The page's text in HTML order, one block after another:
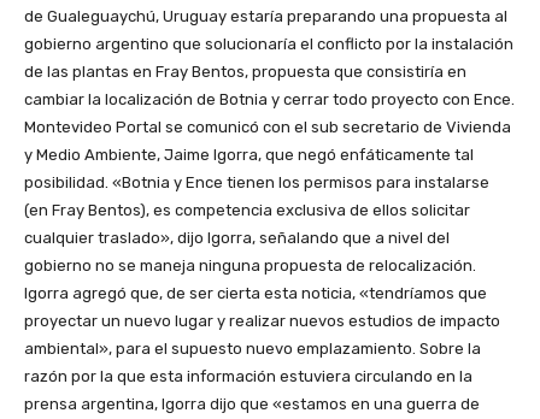
de Gualeguaychú, Uruguay estaría preparando una propuesta al
gobierno argentino que solucionaría el conflicto por la instalación
de las plantas en Fray Bentos, propuesta que consistiría en
cambiar la localización de Botnia y cerrar todo proyecto con Ence.
Montevideo Portal se comunicó con el sub secretario de Vivienda
y Medio Ambiente, Jaime Igorra, que negó enfáticamente tal
posibilidad. «Botnia y Ence tienen los permisos para instalarse
(en Fray Bentos), es competencia exclusiva de ellos solicitar
cualquier traslado», dijo Igorra, señalando que a nivel del
gobierno no se maneja ninguna propuesta de relocalización.
Igorra agregó que, de ser cierta esta noticia, «tendríamos que
proyectar un nuevo lugar y realizar nuevos estudios de impacto
ambiental», para el supuesto nuevo emplazamiento. Sobre la
razón por la que esta información estuviera circulando en la
prensa argentina, Igorra dijo que «estamos en una guerra de